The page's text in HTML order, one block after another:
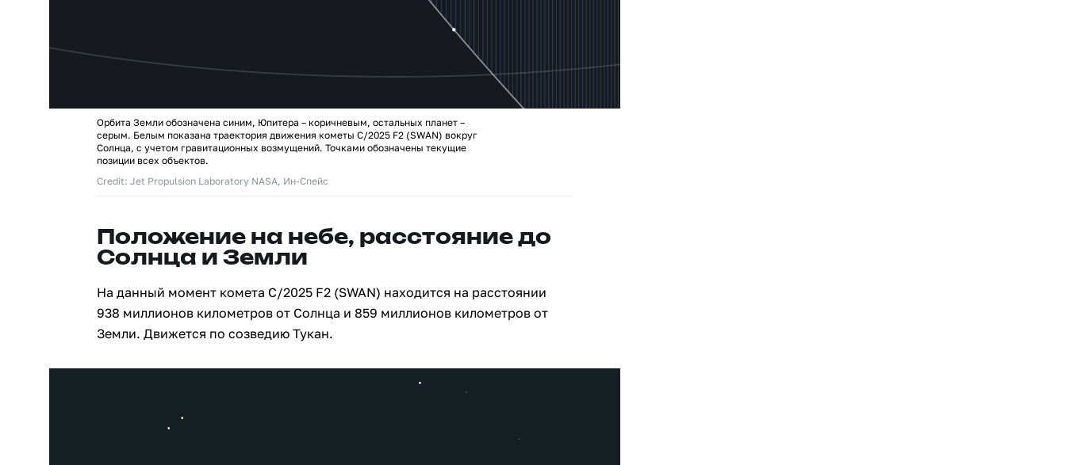
Орбита Земли обозначена синим, Юпитера – коричневым, остальных планет –
серым. Белым показана траектория движения кометы C/2025 F2 (SWAN) вокруг
Солнца, с учетом гравитационных возмущений. Точками обозначены текущие
позиции всех объектов.
Credit: Jet Propulsion Laboratory NASA, Ин-Спейс
Положение на небе, расстояние до
Солнца и Земли
На данный момент комета C/2025 F2 (SWAN) находится на расстоянии
938 миллионов километров от Солнца и 859 миллионов километров от
Земли. Движется по созведию Тукан.